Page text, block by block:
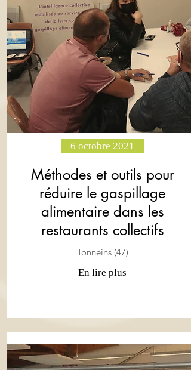
6 octobre 2021
Méthodes et outils pour
réduire le gaspillage
alimentaire dans les
restaurants collectifs
Tonneins (47)
En lire plus